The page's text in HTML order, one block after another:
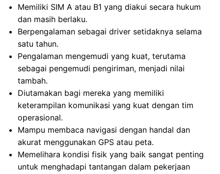
Memiliki SIM A atau B1 yang diakui secara hukum
dan masih berlaku.
Berpengalaman sebagai driver setidaknya selama
satu tahun.
Pengalaman mengemudi yang kuat, terutama
sebagai pengemudi pengiriman, menjadi nilai
tambah.
Diutamakan bagi mereka yang memiliki
keterampilan komunikasi yang kuat dengan tim
operasional.
Mampu membaca navigasi dengan handal dan
akurat menggunakan GPS atau peta.
Memelihara kondisi fisik yang baik sangat penting
untuk menghadapi tantangan dalam pekerjaan